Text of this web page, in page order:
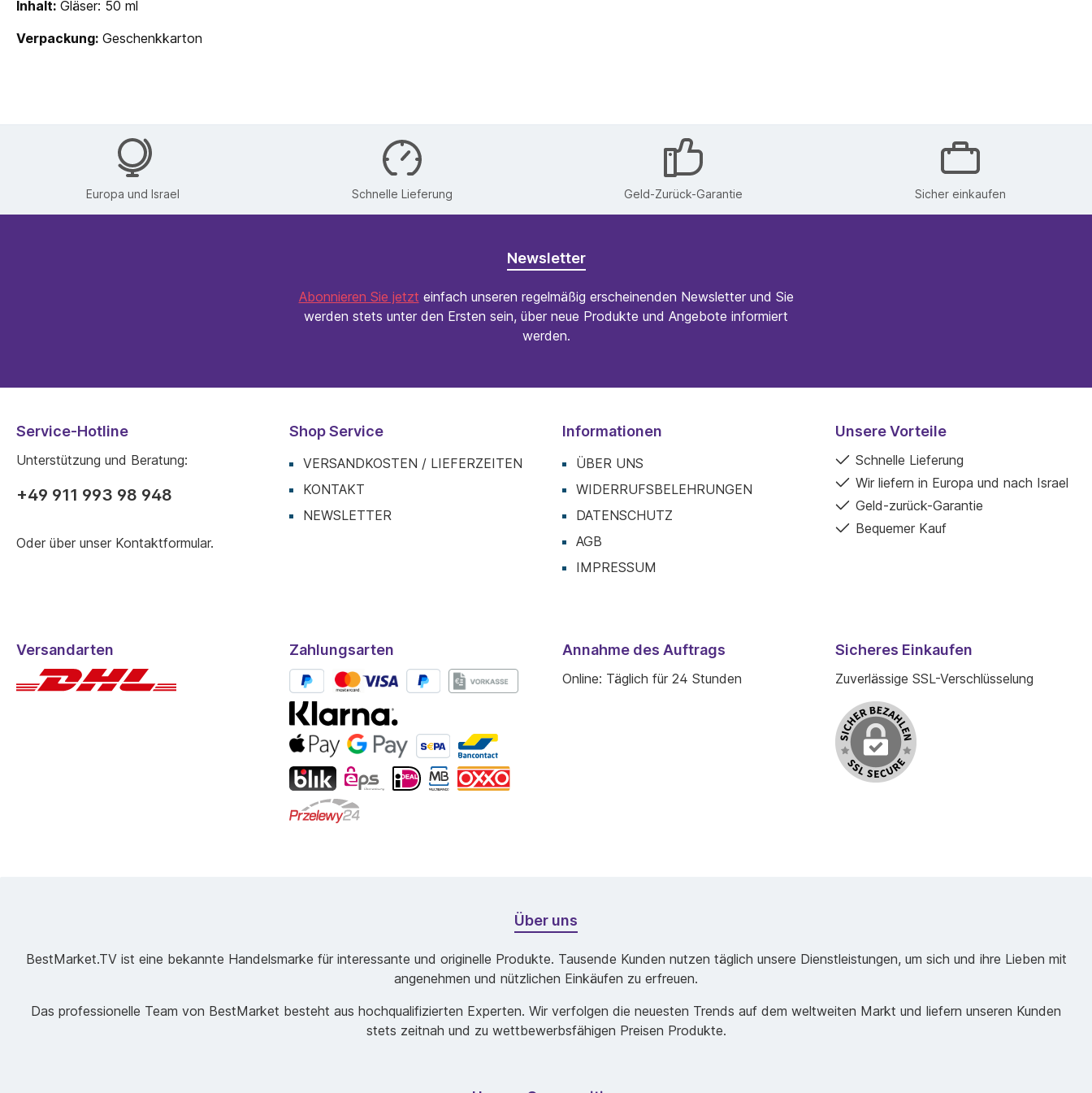
Inhalt: Gläser: 50 ml
Verpackung: Geschenkkarton
Europa und Israel Schnelle Lieferung Geld-Zurück-Garantie Sicher einkaufen
Newsletter
Abonnieren Sie jetzt einfach unseren regelmäßig erscheinenden Newsletter und Sie
werden stets unter den Ersten sein, über neue Produkte und Angebote informiert
werden.
Service-Hotline
Unterstützung und Beratung:
+49 911 993 98 948
Oder über unser Kontaktformular.
Shop Service
VERSANDKOSTEN / LIEFERZEITEN
KONTAKT
NEWSLETTER
Informationen
ÜBER UNS
WIDERRUFSBELEHRUNGEN
DATENSCHUTZ
AGB
IMPRESSUM
Unsere Vorteile
Schnelle Lieferung
Wir liefern in Europa und nach Israel
Geld-zurück-Garantie
Bequemer Kauf
Versandarten Zahlungsarten Annahme des Auftrags
Online: Täglich für 24 Stunden
Sicheres Einkaufen
Zuverlässige SSL-Verschlüsselung
Über uns
BestMarket.TV ist eine bekannte Handelsmarke für interessante und originelle Produkte. Tausende Kunden nutzen täglich unsere Dienstleistungen, um sich und ihre Lieben mit
angenehmen und nützlichen Einkäufen zu erfreuen.
Das professionelle Team von BestMarket besteht aus hochqualifizierten Experten. Wir verfolgen die neuesten Trends auf dem weltweiten Markt und liefern unseren Kunden
stets zeitnah und zu wettbewerbsfähigen Preisen Produkte.